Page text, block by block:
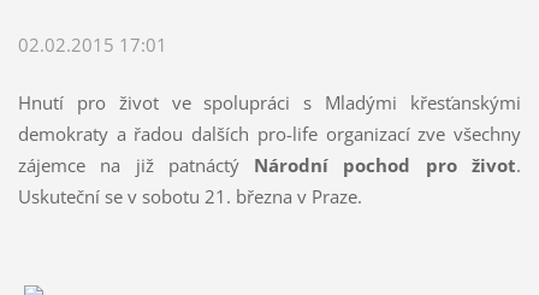
02.02.2015 17:01
Hnutí pro život ve spolupráci s Mladými křesťanskými
demokraty a řadou dalších pro-life organizací zve všechny
zájemce na již patnáctý Národní pochod pro život.
Uskuteční se v sobotu 21. března v Praze.